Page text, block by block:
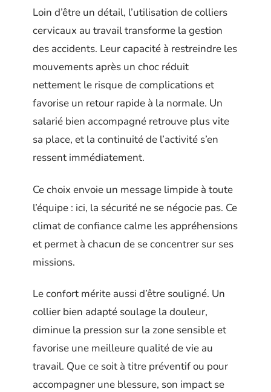
Loin d’être un détail, l’utilisation de colliers
cervicaux au travail transforme la gestion
des accidents. Leur capacité à restreindre les
mouvements après un choc réduit
nettement le risque de complications et
favorise un retour rapide à la normale. Un
salarié bien accompagné retrouve plus vite
sa place, et la continuité de l’activité s’en
ressent immédiatement.
Ce choix envoie un message limpide à toute
l’équipe : ici, la sécurité ne se négocie pas. Ce
climat de confiance calme les appréhensions
et permet à chacun de se concentrer sur ses
missions.
Le confort mérite aussi d’être souligné. Un
collier bien adapté soulage la douleur,
diminue la pression sur la zone sensible et
favorise une meilleure qualité de vie au
travail. Que ce soit à titre préventif ou pour
accompagner une blessure, son impact se